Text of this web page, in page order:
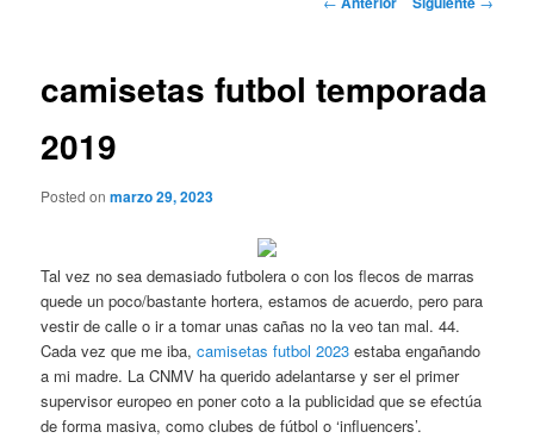
camisetas futbol temporada
2019
Posted onmarzo 29, 2023
Tal vez no sea demasiado futbolera o con los flecos de marras
quede un poco/bastante hortera, estamos de acuerdo, pero para
vestir de calle o ir a tomar unas cañas no la veo tan mal. 44.
Cada vez que me iba,camisetas futbol 2023 estaba engañando
a mi madre. La CNMV ha querido adelantarse y ser el primer
supervisor europeo en poner coto a la publicidad que se efectúa
de forma masiva, como clubes de fútbol o ‘influencers’.